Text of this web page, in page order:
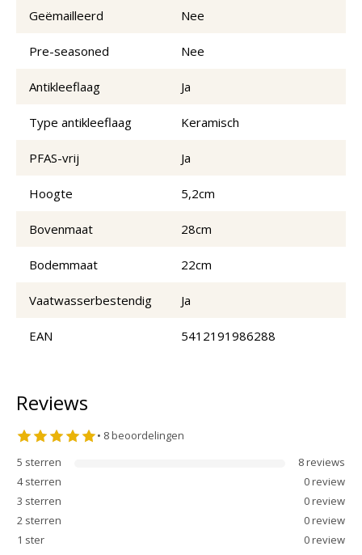
Geëmailleerd Nee
Pre-seasoned Nee
Antikleeflaag Ja
Type antikleeflaag Keramisch
PFAS-vrij Ja
Hoogte 5,2cm
Bovenmaat 28cm
Bodemmaat 22cm
Vaatwasserbestendig Ja
EAN 5412191986288
Reviews
• 8beoordelingen
5 sterren 8reviews
4 sterren 0review
3 sterren 0review
2 sterren 0review
1 ster 0review